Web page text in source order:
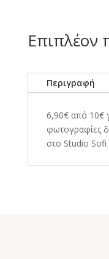
Επιπλέον
Περιγραφή
6,90€ από 10€
φωτογραφίες
στο Studio